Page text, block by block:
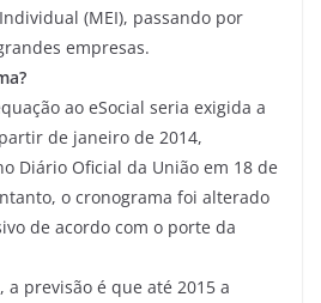
(MEI), passando por
empresas.
ao eSocial seria exigida a
de janeiro de 2014,
Diário Oficial da União em 18 de
o cronograma foi alterado
de acordo com o porte da
previsão é que até 2015 a